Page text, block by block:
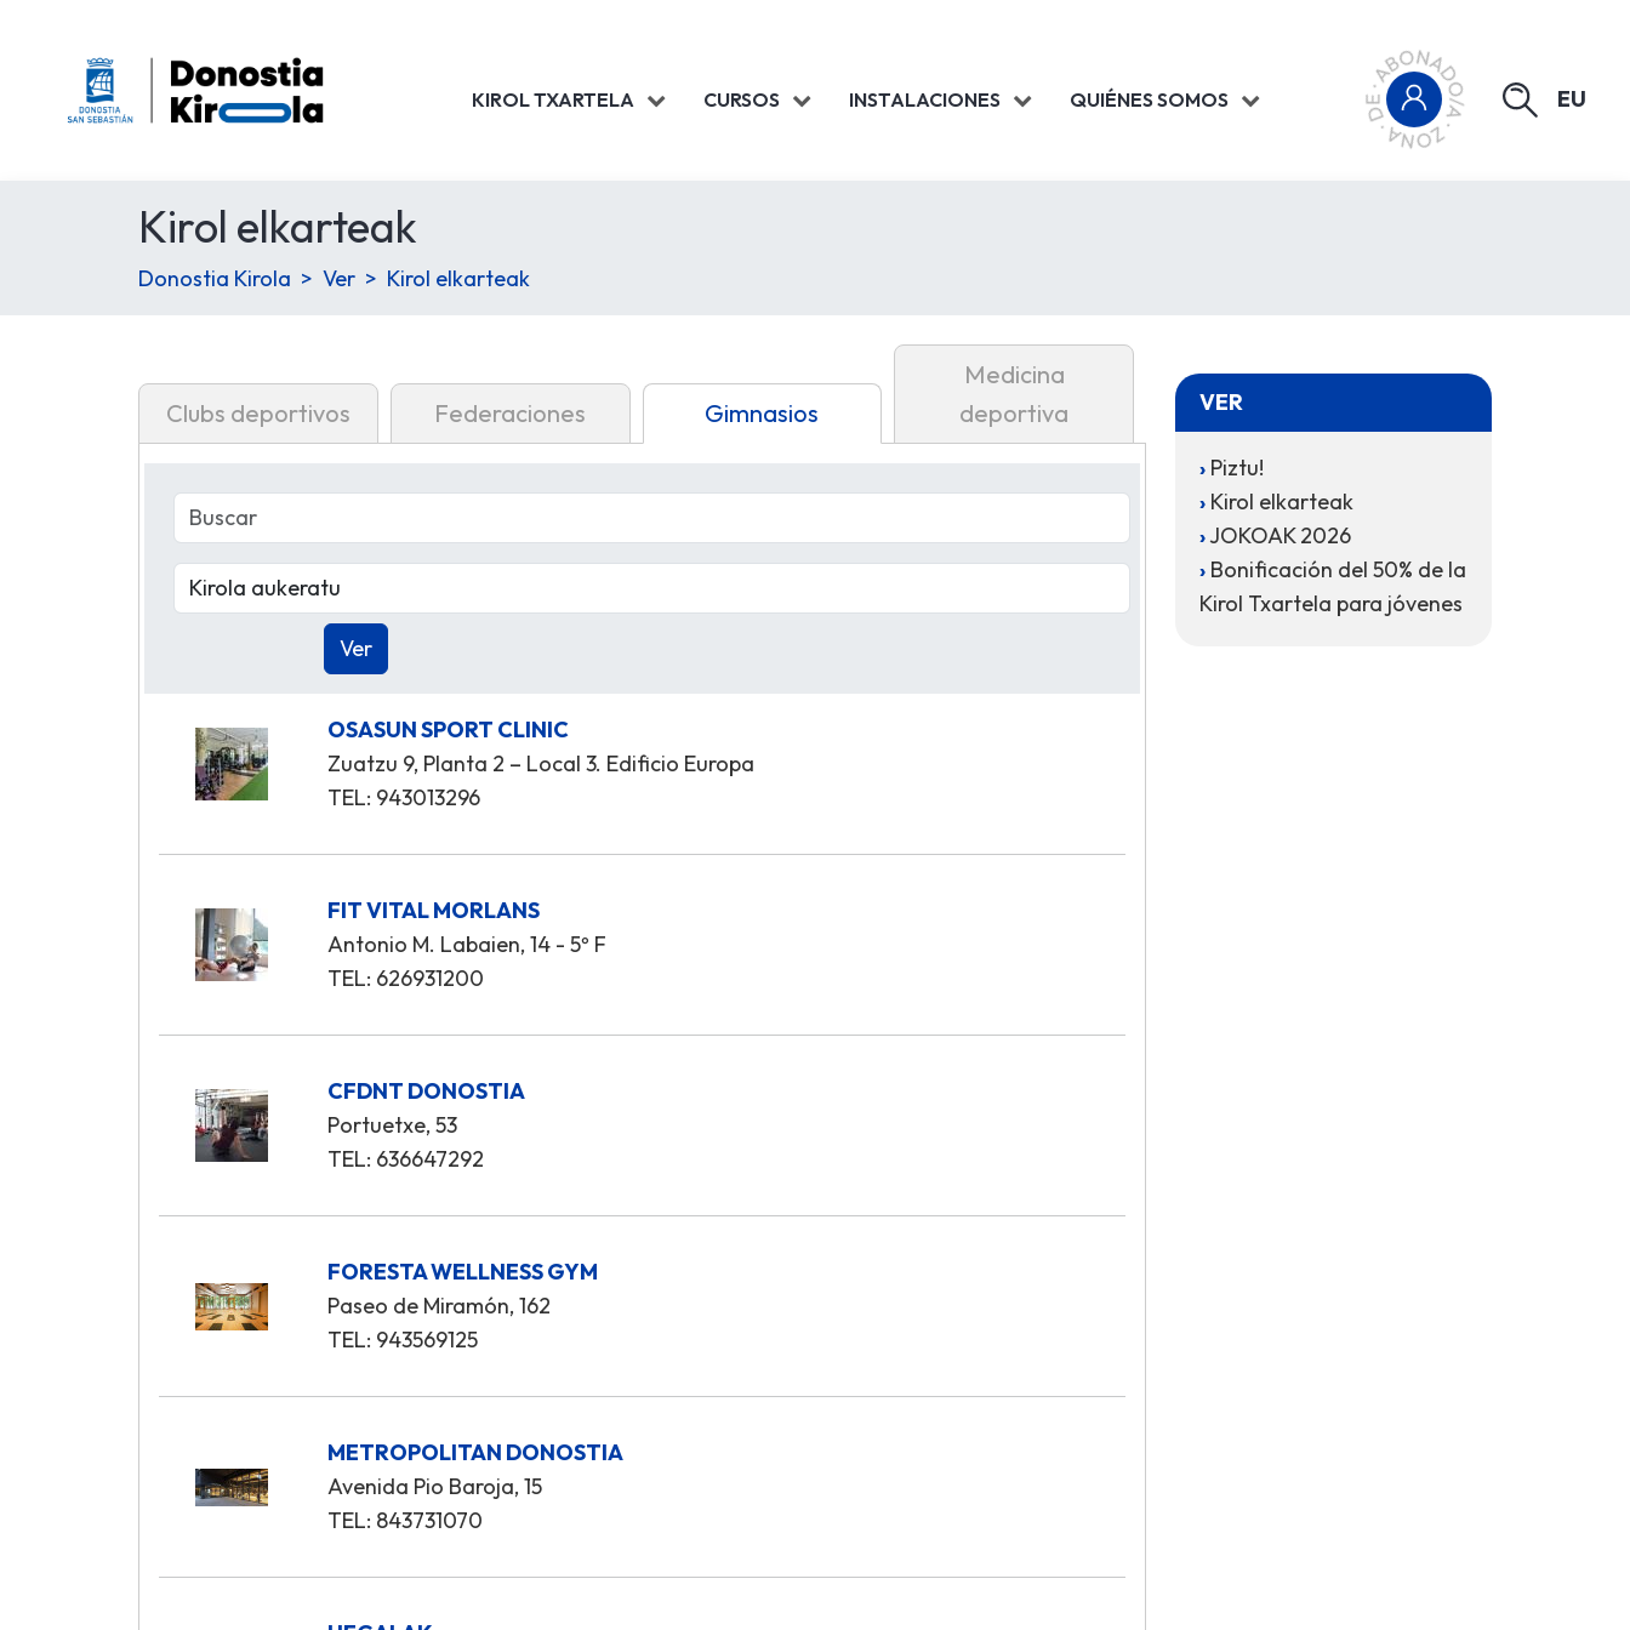
KIROL TXARTELA CURSOS INSTALACIONES QUIÉNES SOMOS EU
Kirol elkarteak
Donostia Kirola Ver Kirol elkarteak
Clubs deportivos Federaciones Gimnasios
Medicina
deportiva
OSASUN SPORT CLINIC
Zuatzu 9, Planta 2 – Local 3. Edificio Europa
TEL: 943013296
FIT VITAL MORLANS
Antonio M. Labaien, 14 - 5º F
TEL: 626931200
CFDNT DONOSTIA
Portuetxe, 53
TEL: 636647292
FORESTA WELLNESS GYM
Paseo de Miramón, 162
TEL: 943569125
METROPOLITAN DONOSTIA
Avenida Pio Baroja, 15
TEL: 843731070
VER
Piztu!
Kirol elkarteak
JOKOAK 2026
Bonificación del 50% de la
Kirol Txartela para jóvenes